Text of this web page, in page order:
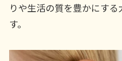
りや生活の質を豊かにす
す。